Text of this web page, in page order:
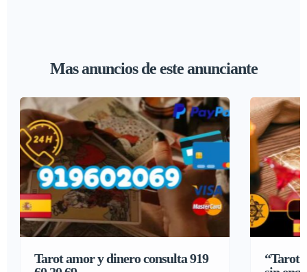
Mas anuncios de este anunciante
Tarot amor y dinero consulta 919
“Tarot